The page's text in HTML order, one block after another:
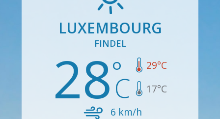
LUXEMBOURG
FINDEL
28 29°C
17°C
6 km/h